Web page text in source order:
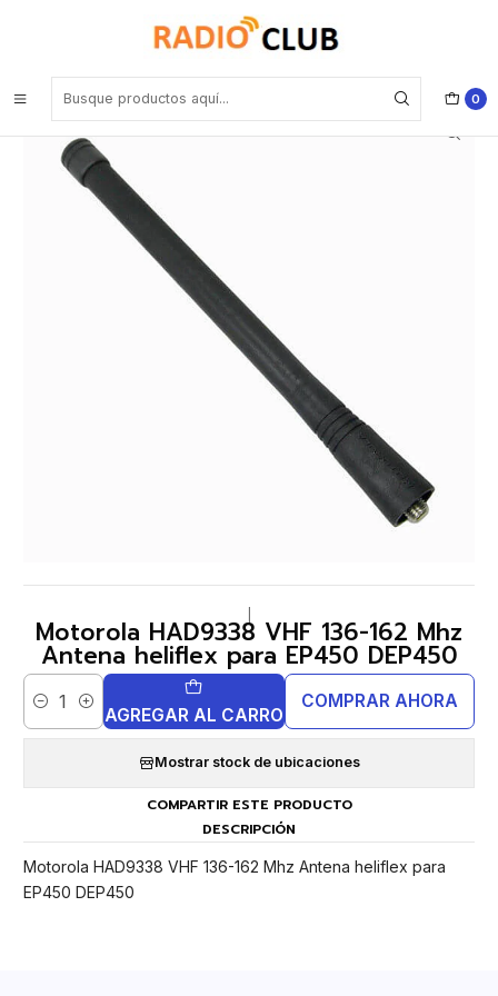
0
Motorola HAD9338 VHF 136-162 Mhz Antena heliflex para EP450
Motorola HAD9338 VHF 136-162 Mhz
Antena heliflex para EP450 DEP450
Cantidad AGREGAR AL CARRO
COMPRAR AHORA
Mostrar stock de ubicaciones
COMPARTIR ESTE PRODUCTO
DESCRIPCIÓN
Motorola HAD9338 VHF 136-162 Mhz Antena heliflex para
EP450 DEP450